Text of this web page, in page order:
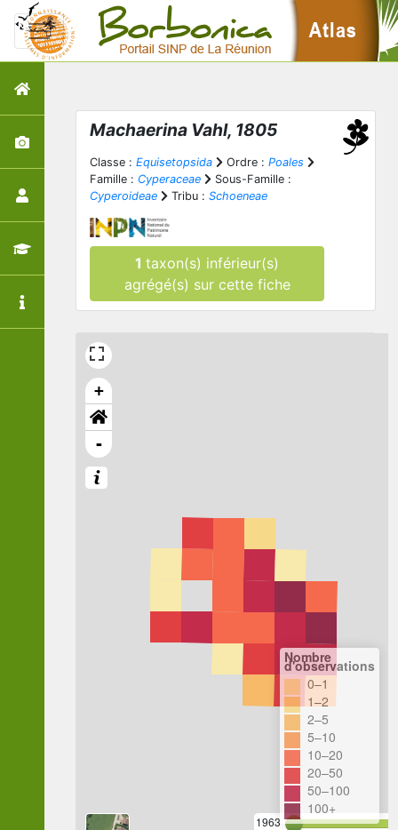
Machaerina Vahl, 1805
Classe : Equisetopsida Ordre : Poales
Famille : Cyperaceae
Sous-Famille :
Cyperoideae
Tribu : Schoeneae
1taxon(s) inférieur(s)
agrégé(s) sur cette fiche
+
-
1963
Nombre
d'observations
0–1
1–2
2–5
5–10
10–20
20–50
50–100
100+